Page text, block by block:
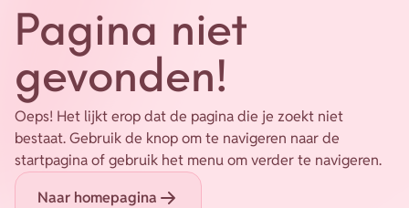
Geldzaken
Meedoen
Opvoeden en opgroeien
Wonen
Leefbaarheid
Nieuws
Vrijwilligersvacatures
Organisaties
Over ons
Pagina niet
gevonden!
Oeps! Het lijkt erop dat de pagina die je zoekt niet
bestaat. Gebruik de knop om te navigeren naar de
startpagina of gebruik het menu om verder te navigeren.
Naar homepagina